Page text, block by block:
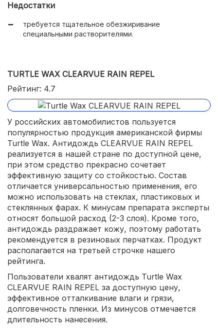
Недостатки
требуется тщательное обезжиривание
специальными растворителями.
TURTLE WAX CLEARVUE RAIN REPEL
Рейтинг: 4.7
У российских автомобилистов пользуется
популярностью продукция американской фирмы
Turtle Wax. Антидождь CLEARVUE RAIN REPEL
реализуется в нашей стране по доступной цене,
при этом средство прекрасно сочетает
эффективную защиту со стойкостью. Состав
отличается универсальностью применения, его
можно использовать на стеклах, пластиковых и
стеклянных фарах. К минусам препарата эксперты
относят большой расход (2-3 слоя). Кроме того,
антидождь раздражает кожу, поэтому работать
рекомендуется в резиновых перчатках. Продукт
располагается на третьей строчке нашего
рейтинга.
Пользователи хвалят антидождь Turtle Wax
CLEARVUE RAIN REPEL за доступную цену,
эффективное отталкивание влаги и грязи,
долговечность пленки. Из минусов отмечается
длительность нанесения.